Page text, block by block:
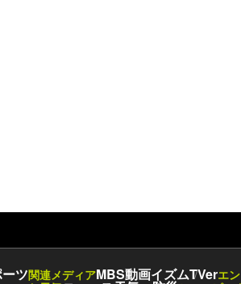
ツ関連メディアMBS動画イズムTVerエ